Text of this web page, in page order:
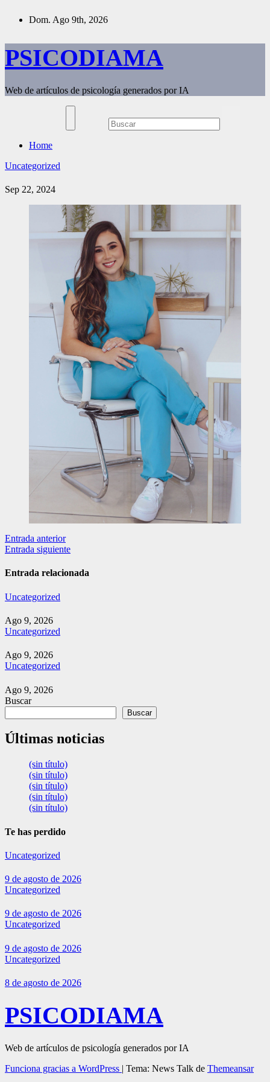
Dom. Ago 9th, 2026
PSICODIAMA
Web de artículos de psicología generados por IA
Home
Uncategorized
Sep 22, 2024
Navegación
de
entradas
Entrada anterior
Entrada siguiente
Entrada relacionada
Uncategorized
Ago 9, 2026
Uncategorized
Ago 9, 2026
Uncategorized
Ago 9, 2026
Buscar
Buscar
Últimas noticias
(sin título)
(sin título)
(sin título)
(sin título)
(sin título)
Te has perdido
Uncategorized
9 de agosto de 2026
Uncategorized
9 de agosto de 2026
Uncategorized
9 de agosto de 2026
Uncategorized
8 de agosto de 2026
PSICODIAMA
Web de artículos de psicología generados por IA
Funciona gracias a WordPress | Tema: News Talk de Themeansar